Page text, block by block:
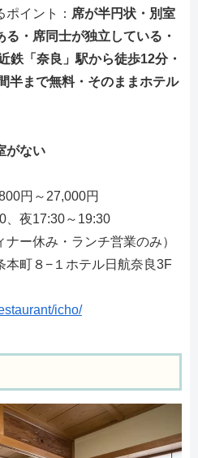
イント： 席が半円状・別室
る・席同士が独立している・
鉄「奈良」駅から徒歩12分・
半まで無料・そのままホテル
がない
円～27,000円
、夜17:30～19:30
ー休み・ランチ営業のみ）
本町８−１ホテル日航奈良3F
icho/